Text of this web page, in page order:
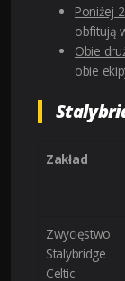
Poniżej
obfitują
Obie
obie
Zakład
Zwycięstwo
Stalybridge
Celtic